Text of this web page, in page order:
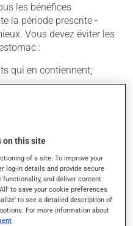
les bénéfices
la période prescrite -
Vous devez éviter les
:
qui en contiennent;
ou épicés;
est irritant pour
posologie inscrite sur
ni plus souvent
prendre une dose,
S'il est presque
on this site
of a site. To improve your
log-in details and provide secure
and deliver content
to save your cookie preferences
to see a detailed description of
For more information about